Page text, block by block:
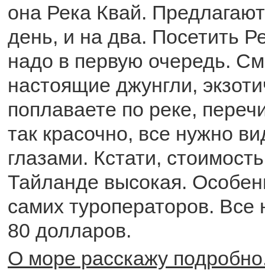
она Река Квай.
день, и на два. Посетить
надо в первую очередь.
настоящие джунгли,
поплаваете по реке,
так красочно, все нужно
глазами. Кстати,
Тайланде высокая.
самих туроператоров. Все
80 долларов.
О море расскажу